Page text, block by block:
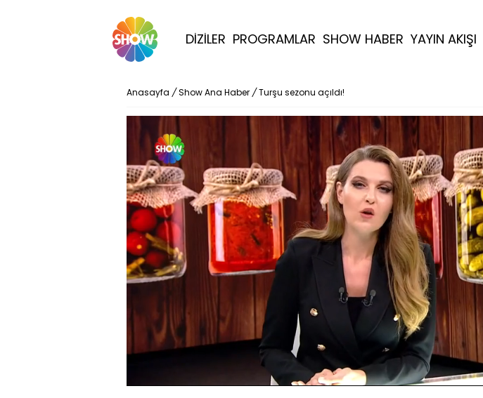
DİZİLER PROGRAMLAR SHOW HABER YAYIN AKIŞI
Anasayfa / Show Ana Haber / Turşu sezonu açıldı!
Yüklendi